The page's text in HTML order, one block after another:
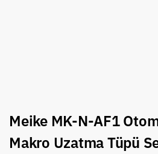
Meike MK-N-AF1
Makro Uzatma Tüpü